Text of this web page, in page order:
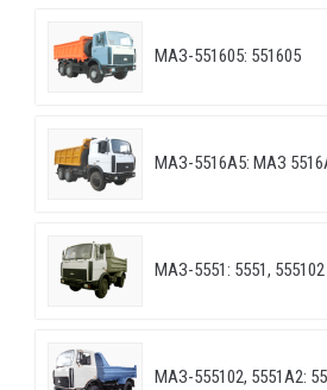
МАЗ-551605: 551605
МАЗ-5516А5: МАЗ
МАЗ-5551: 5551, 555102
МАЗ-555102, 5551А2: